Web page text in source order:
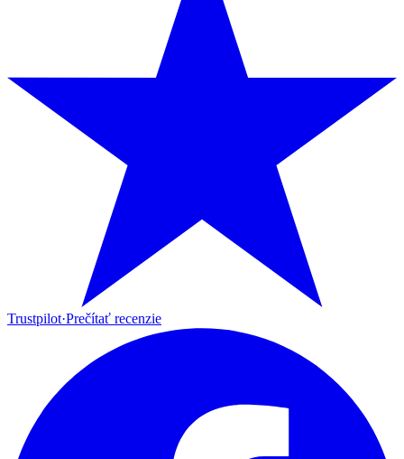
Trustpilot·Prečítať recenzie